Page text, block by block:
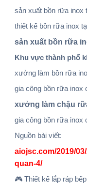
sản xuất bồn rữa inox
thiết kế bồn rữa inox
sản xuất bồn rữa
Khu vực thành phố
xưởng làm bồn rữa
gia công bồn rữa inox
xưởng làm chậu
gia công bồn rữa inox
Nguồn bài viết:
aiojsc.com/2019/
quan-4/
🎮 Thiết kế lắp ráp